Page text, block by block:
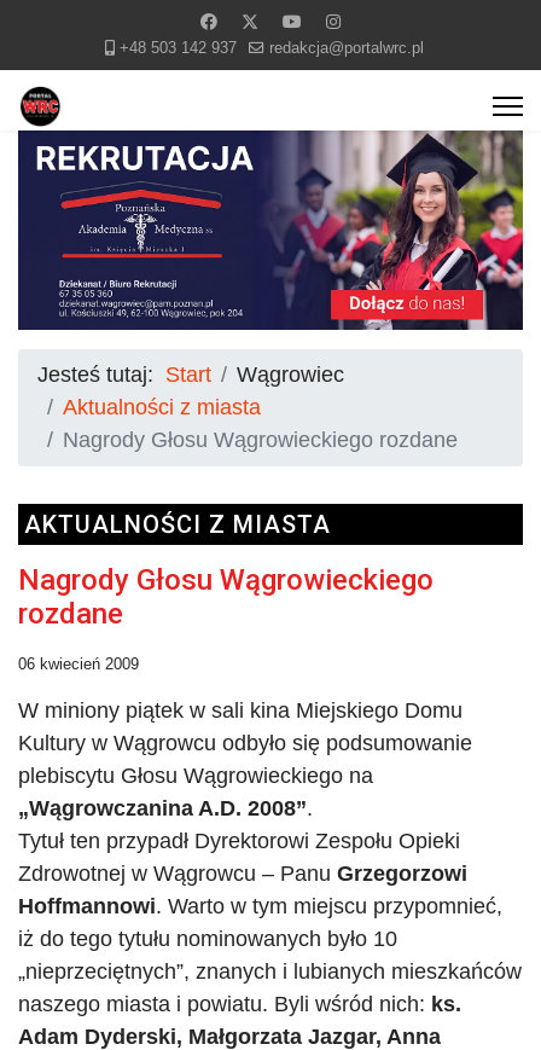
+48 503 142 937 redakcja@portalwrc.pl
Jesteś tutaj: Start
Wągrowiec
Aktualności z miasta
Nagrody Głosu Wągrowieckiego rozdane
AKTUALNOŚCI Z MIASTA
Nagrody Głosu Wągrowieckiego
rozdane
06 kwiecień 2009
W miniony piątek w sali kina Miejskiego Domu
Kultury w Wągrowcu odbyło się podsumowanie
plebiscytu Głosu Wągrowieckiego na
„Wągrowczanina A.D. 2008”.
Tytuł ten przypadł Dyrektorowi Zespołu Opieki
Zdrowotnej w Wągrowcu – Panu Grzegorzowi
Hoffmannowi. Warto w tym miejscu przypomnieć,
iż do tego tytułu nominowanych było 10
„nieprzeciętnych”, znanych i lubianych mieszkańców
naszego miasta i powiatu. Byli wśród nich: ks.
Adam Dyderski, Małgorzata Jazgar, Anna